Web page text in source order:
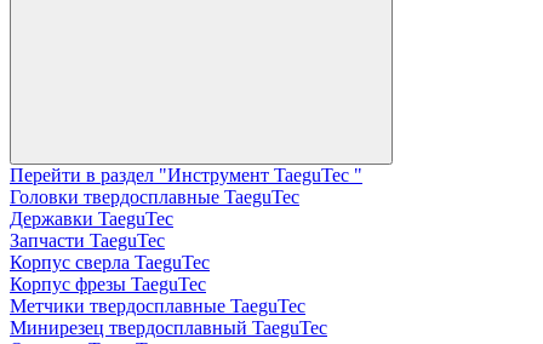
Перейти в раздел "Инструмент TaeguTec "
Головки твердосплавные TaeguTec
Державки TaeguTec
Запчасти TaeguTec
Корпус сверла TaeguTec
Корпус фрезы TaeguTec
Метчики твердосплавные TaeguTec
Минирезец твердосплавный TaeguTec